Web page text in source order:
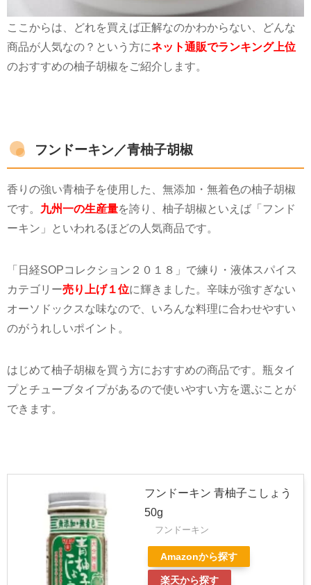
ここからは、どれを買えば正解なのかわからない、どんな
商品が人気なの？という方にネット通販でランキング上位
のおすすめの柚子胡椒をご紹介します。
フンドーキン／青柚子胡椒
香りの強い青柚子を使用した、無添加・無着色の柚子胡椒
です。 九州一の生産量を誇り、柚子胡椒といえば「フンド
ーキン」といわれるほどの人気商品です。
「日経SOPコレクション２０１８」で練り・液体スパイス
カテゴリー売り上げ１位に輝きました。辛味が強すぎない
オーソドックスな味なので、いろんな料理に合わせやすい
のがうれしいポイント。
はじめて柚子胡椒を買う方におすすめの商品です。瓶タイ
プとチューブタイプがあるので使いやすい方を選ぶことが
できます。
フンドーキン 青柚子こしょう
50g
フンドーキン
Amazonから探す
楽天から探す